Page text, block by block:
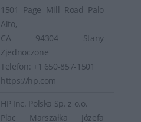
1501 Page Mill Road Palo
Alto,
CA 94304 Stany
Zjednoczone
Telefon: +1 650-857-1501
https://hp.com
HP Inc. Polska Sp. z o.o.
Plac Marszałka Józefa